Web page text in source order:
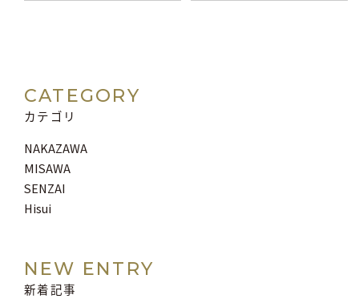
CATEGORY
カテゴリ
NAKAZAWA
MISAWA
SENZAI
Hisui
NEW ENTRY
新着記事